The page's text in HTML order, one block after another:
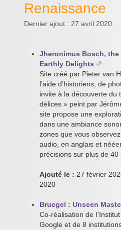
Renaissance
Dernier ajout : 27 avril 2020.
Jheronimus Bosch, the
Earthly Delights
Site créé par Pieter van
l’aide d’historiens, de
invite à la découverte du
délices » peint par
site propose une
dans une ambiance
zones que vous
audio, en anglais et
précisions sur plus de 40
Ajouté le : 27 février
2020
Bruegel : Unseen
Co-réalisation de
Google et de 8